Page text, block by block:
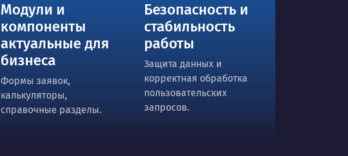
Модули и
компоненты
актуальные для
бизнеса
Формы заявок,
калькуляторы,
справочные разделы.
Безопасность и
стабильность
работы
Защита данных и
корректная обработка
пользовательских
запросов.